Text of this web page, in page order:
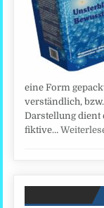
eine Form
verständlich,
Darstellung dient
fiktive…